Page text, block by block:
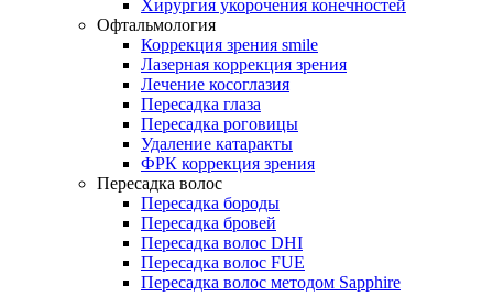
Хирургия укорочения конечностей
Офтальмология
Коррекция зрения smile
Лазерная коррекция зрения
Лечение косоглазия
Пересадка глаза
Пересадка роговицы
Удаление катаракты
ФРК коррекция зрения
Пересадка волос
Пересадка бороды
Пересадка бровей
Пересадка волос DHI
Пересадка волос FUE
Пересадка волос методом Sapphire